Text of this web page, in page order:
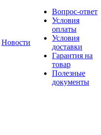
Новости
Вопрос-ответ
Условия
оплаты
Условия
доставки
Гарантия на
товар
Полезные
документы